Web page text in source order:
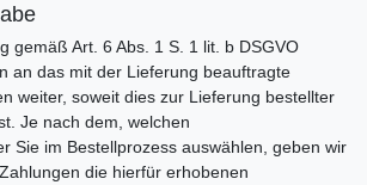
gemäß Art. 6 Abs. 1 S. 1 lit. b DSGVO
an das mit der Lieferung beauftragte
weiter, soweit dies zur Lieferung bestellter
Je nach dem, welchen
Sie im Bestellprozess auswählen, geben wir
die hierfür erhobenen